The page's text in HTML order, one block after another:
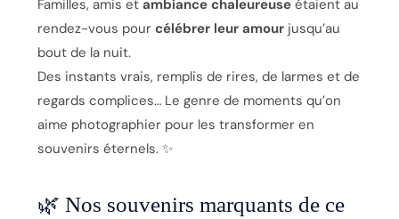
Familles, amis et ambiance chaleureuseétaient au
rendez-vous pour célébrer leur amourjusqu’au
bout de la nuit.
Des instants vrais, remplis de rires, de larmes et de
regards complices… Le genre de moments qu’on
aime photographier pour les transformer en
souvenirs éternels. ✨
🌿 Nos souvenirs marquants de ce